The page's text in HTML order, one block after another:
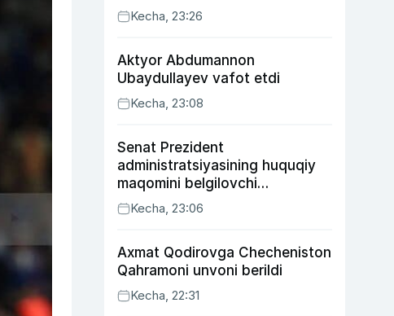
uyda g‘alaba qozondi
Kecha, 23:26
Aktyor Abdu­mannon
Ubaydullayev vafot etdi
Kecha, 23:08
Senat Prezident
administratsiyasining huquqiy
maqomini belgilovchi
konstitutsiyaviy qonunni
ma’qulladi
Kecha, 23:06
Axmat Qodirovga Checheniston
Qahramoni unvoni berildi
Kecha, 22:31